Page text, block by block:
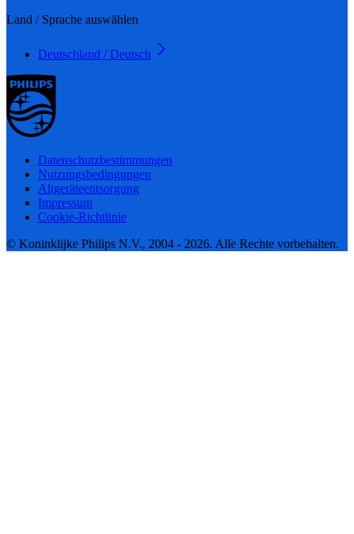
Land / Sprache auswählen
Deutschland / Deutsch
Datenschutzbestimmungen
Nutzungsbedingungen
Altgeräteentsorgung
Impressum
Cookie-Richtlinie
© Koninklijke Philips N.V., 2004 - 2026. Alle Rechte vorbehalten.